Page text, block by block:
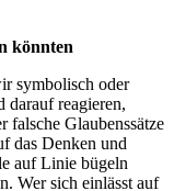
könnten
symbolisch oder
darauf reagieren,
falsche Glaubenssätze
das Denken und
auf Linie bügeln
Wer sich einlässt auf